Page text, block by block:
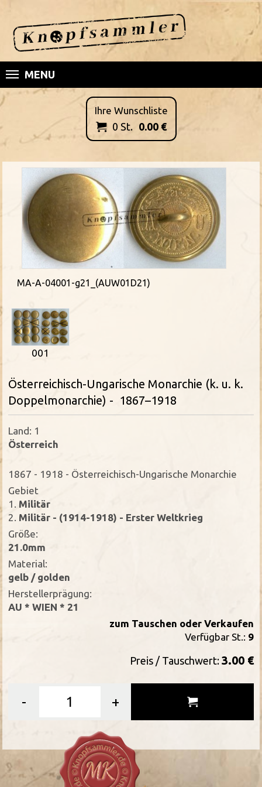
MENU
Ihre Wunschliste
 0 St. 0.00€
MA-A-04001-g21_(AUW01D21)
001
Österreichisch-Ungarische Monarchie (k. u. k.
Doppelmonarchie) - 1867–1918
Land: 1
Österreich
1867 - 1918 - Österreichisch-Ungarische Monarchie
Gebiet
1. Militär
2. Militär - (1914-1918) - Erster Weltkrieg
Größe:
21.0mm
Material:
gelb / golden
Herstellerprägung:
AU * WIEN * 21
zum Tauschen oder Verkaufen
Verfügbar St.: 9
Preis / Tauschwert: 3.00 €
- +